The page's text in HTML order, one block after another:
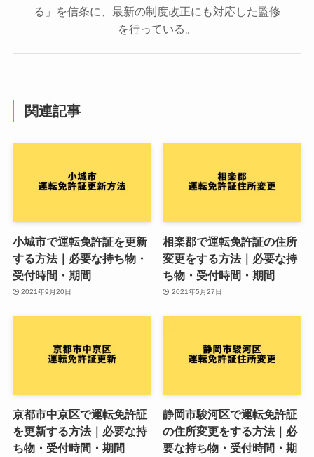
る」を信条に、最新の制度改正にも対応した監修
を行っている。
関連記事
小城市で運転免許証を更新
する方法｜必要な持ち物・
受付時間・期間
2021年9月20日
相楽郡で運転免許証の住所
変更をする方法｜必要な持
ち物・受付時間・期間
2021年5月27日
京都市中京区で運転免許証
を更新する方法｜必要な持
ち物・受付時間・期間
静岡市駿河区で運転免許証
の住所変更をする方法｜必
要な持ち物・受付時間・期